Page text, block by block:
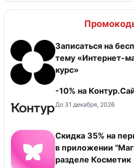
Записаться на
тему «Интернет-
курс»
-10% на
До 31 декабря, 2026
​Скидка 35% на
в приложении
разделе Косметик